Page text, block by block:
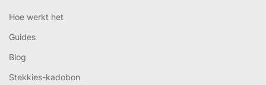
Hoe werkt het
Guides
Blog
Stekkies-kadobon